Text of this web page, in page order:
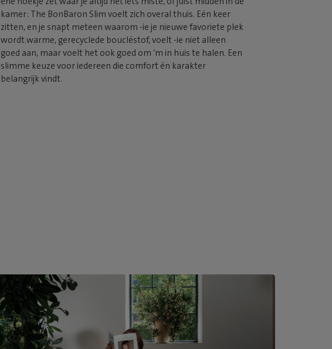
kamer: The BonBaron Slim voelt zich overal thuis. Eén keer
zitten, en je snapt meteen waarom -ie je nieuwe favoriete plek
wordt.warme, gerecyclede boucléstof, voelt -ie niet alleen
goed aan, maar voelt het ook goed om ’m in huis te halen. Een
slimme keuze voor iedereen die comfort én karakter
belangrijk vindt.